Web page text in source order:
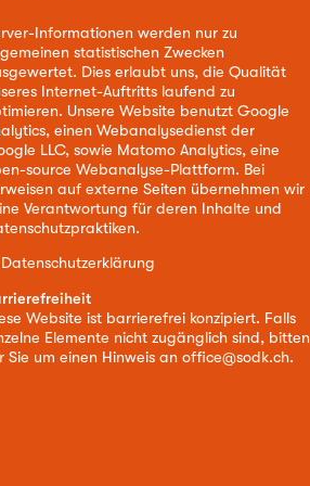
Informationen werden nur zu
statistischen Zwecken
Dies erlaubt uns, die Qualität
Internet-Auftritts laufend zu
Unsere Website benutzt Google
einen Webanalysedienst der
LLC, sowie Matomo Analytics, eine
source Webanalyse-Plattform. Bei
auf externe Seiten übernehmen wir
Verantwortung für deren Inhalte und
Datenschutzerklärung
Website ist barrierefrei konzipiert. Falls
Elemente nicht zugänglich sind, bitten
Sie um einen Hinweis anoffice@sodk.ch.